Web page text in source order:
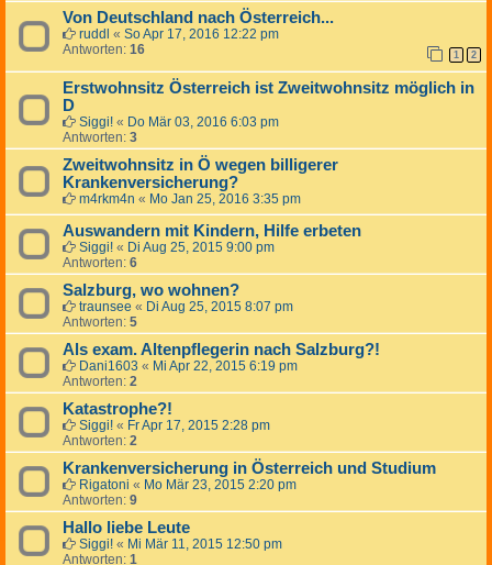
Von Deutschland nach Österreich...
ruddl « So Apr 17, 2016 12:22 pm
Antworten: 16 1 2
Erstwohnsitz Österreich ist Zweitwohnsitz möglich in
D
Siggi! « Do Mär 03, 2016 6:03 pm
Antworten: 3
Zweitwohnsitz in Ö wegen billigerer
Krankenversicherung?
m4rkm4n « Mo Jan 25, 2016 3:35 pm
Auswandern mit Kindern, Hilfe erbeten
Siggi! « Di Aug 25, 2015 9:00 pm
Antworten: 6
Salzburg, wo wohnen?
traunsee « Di Aug 25, 2015 8:07 pm
Antworten: 5
Als exam. Altenpflegerin nach Salzburg?!
Dani1603 « Mi Apr 22, 2015 6:19 pm
Antworten: 2
Katastrophe?!
Siggi! « Fr Apr 17, 2015 2:28 pm
Antworten: 2
Krankenversicherung in Österreich und Studium
Rigatoni « Mo Mär 23, 2015 2:20 pm
Antworten: 9
Hallo liebe Leute
Siggi! « Mi Mär 11, 2015 12:50 pm
Antworten: 1